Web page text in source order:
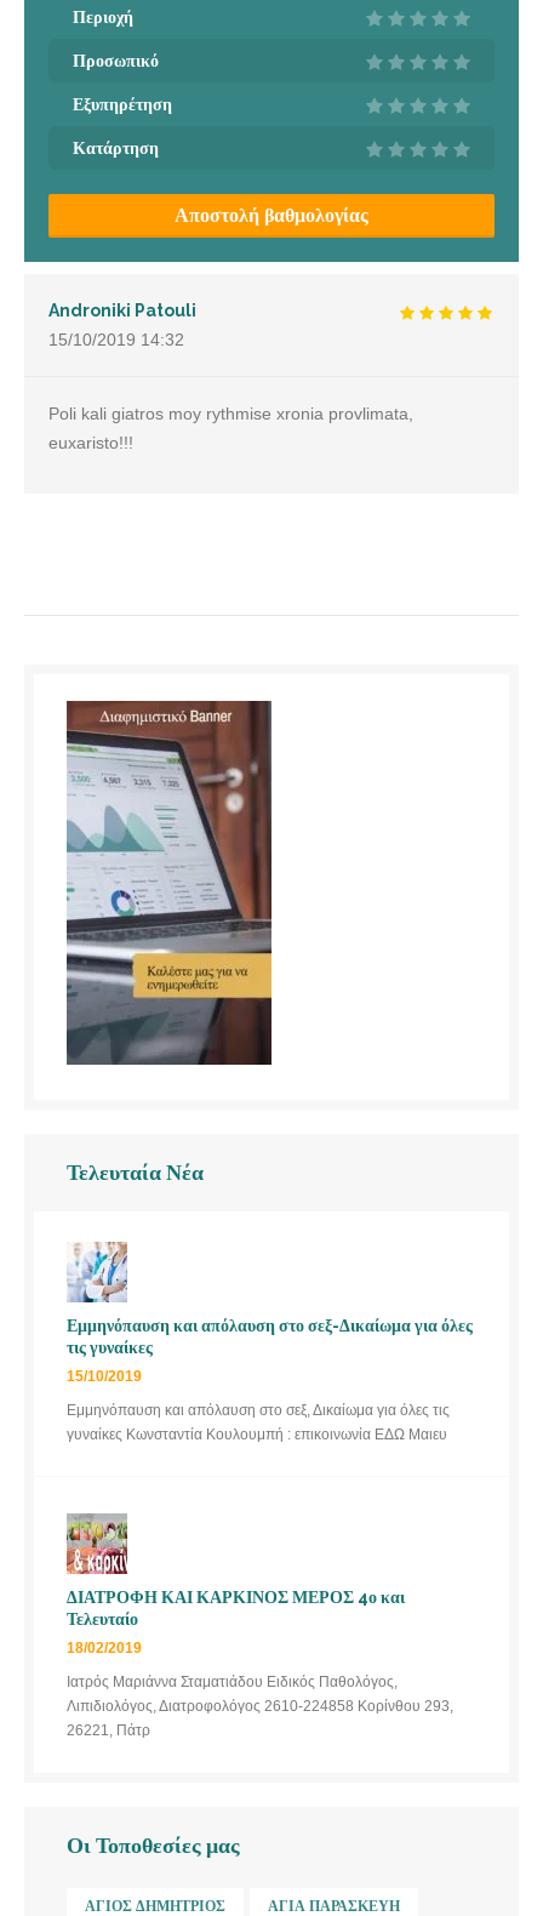
Περιοχή
Προσωπικό
Εξυπηρέτηση
Κατάρτηση
Αποστολή βαθμολογίας
Androniki Patouli
15/10/2019 14:32
Poli kali giatros moy rythmise xronia provlimata,
euxaristo!!!
Τελευταία Νέα
Εμμηνόπαυση και απόλαυση στο σεξ-Δικαίωμα για όλες
τις γυναίκες
15/10/2019
Εμμηνόπαυση και απόλαυση στο σεξ, Δικαίωμα για όλες τις
γυναίκες Κωνσταντία Κουλουμπή : επικοινωνία ΕΔΩ Μαιευ
ΔΙΑΤΡΟΦΗ ΚΑΙ ΚΑΡΚΙΝΟΣ ΜΕΡΟΣ 4ο και
Τελευταίο
18/02/2019
Ιατρός Μαριάννα Σταματιάδου Ειδικός Παθολόγος,
Λιπιδιολόγος, Διατροφολόγος 2610-224858 Κορίνθου 293,
26221, Πάτρ
Οι Τοποθεσίες μας
ΆΓΙΟΣ ΔΗΜΉΤΡΙΟΣ ΑΓΊΑ ΠΑΡΑΣΚΕΥΉ